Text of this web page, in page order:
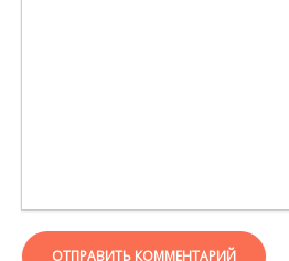
ОТПРАВИТЬ КОММЕНТАРИЙ